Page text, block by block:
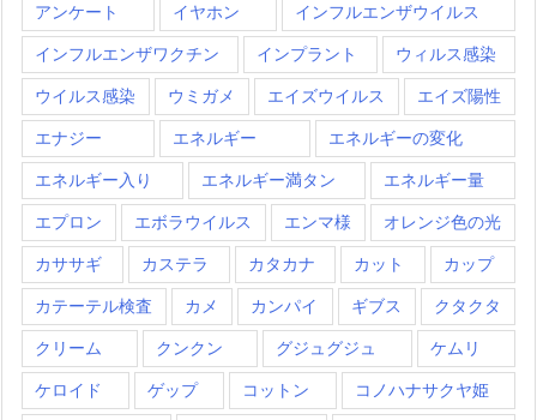
アンケート イヤホン インフルエンザウイルス
インフルエンザワクチン インプラント ウィルス感染
ウイルス感染 ウミガメ エイズウイルス エイズ陽性
エナジー エネルギー エネルギーの変化
エネルギー入り エネルギー満タン エネルギー量
エプロン エボラウイルス エンマ様 オレンジ色の光
カササギ カステラ カタカナ カット カップ
カテーテル検査 カメ カンパイ ギブス クタクタ
クリーム クンクン グジュグジュ ケムリ
ケロイド ゲップ コットン コノハナサクヤ姫